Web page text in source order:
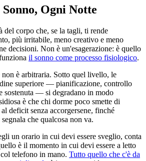
Ogni Notte
del corpo che, se la tagli, ti rende
più irritabile, meno creativo e meno
decisioni. Non è un'esagerazione: è quello
il sonno come processo fisiologico.
non è arbitraria. Sotto quel livello, le
superiore — pianificazione, controllo
sostenuta — si degradano in modo
è che chi dorme poco smette di
deficit senza accorgersene, finché
che qualcosa non va.
un orario in cui devi essere sveglio, conta
è il momento in cui devi essere a letto
telefono in mano. Tutto quello che c'è da